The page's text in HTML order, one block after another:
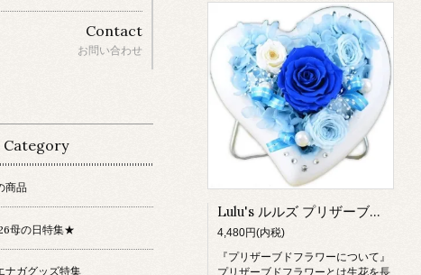
Lulu's ルルズ プリザーブドフラワー ハートキュートアレンジ サイズ幅12cm長さ11cm高さ12cm Lulu's-0068
4,480円(内税)
『プリザーブドフラワーについて』
プリザーブドフラワーとは生花を長
Contact
お問い合わせ
Category
商品
母の日特集★
ナガグッズ特集